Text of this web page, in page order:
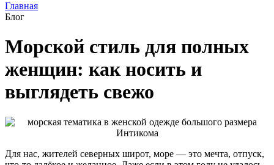
Главная
Блог
Морской стиль для полных
женщин: как носить и
выглядеть свежо
Для нас, жителей северных широт, море — это мечта, отпуск,